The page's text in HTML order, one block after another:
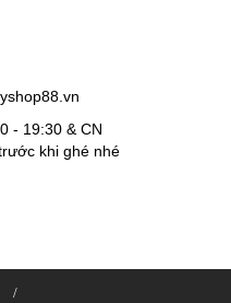
- 19:30 & CN
khi ghé nhé